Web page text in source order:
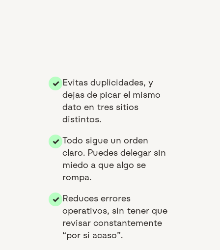
✓ Evitas duplicidades, y
dejas de picar el mismo
dato en tres sitios
distintos.
✓ Todo sigue un orden
claro. Puedes delegar sin
miedo a que algo se
rompa.
✓ Reduces errores
operativos, sin tener que
revisar constantemente
“por si acaso”.